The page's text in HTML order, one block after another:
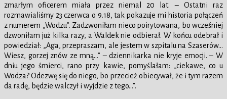
zmarłym oficerem miała przez niemal 20 lat. – Ostatni raz
rozmawialiśmy 23 czerwca o 9.18, tak pokazuje mi historia połączeń
z numerem „Wodzu”. Zadzwoniłam nieco poirytowana, bo wcześniej
dzwoniłam już kilka razy, a Waldek nie odbierał. W końcu odebrał i
powiedział: „Aga, przepraszam, ale jestem w szpitalu na Szaserów…
Wiesz, gorzej znów ze mną…” – dziennikarka nie kryje emocji. – W
dniu jego śmierci, rano przy kawie, pomyślałam: „ciekawe, co u
Wodza? Odezwę się do niego, bo przecież obiecywał, że i tym razem
da radę, będzie walczył i wyjdzie z tego…”.